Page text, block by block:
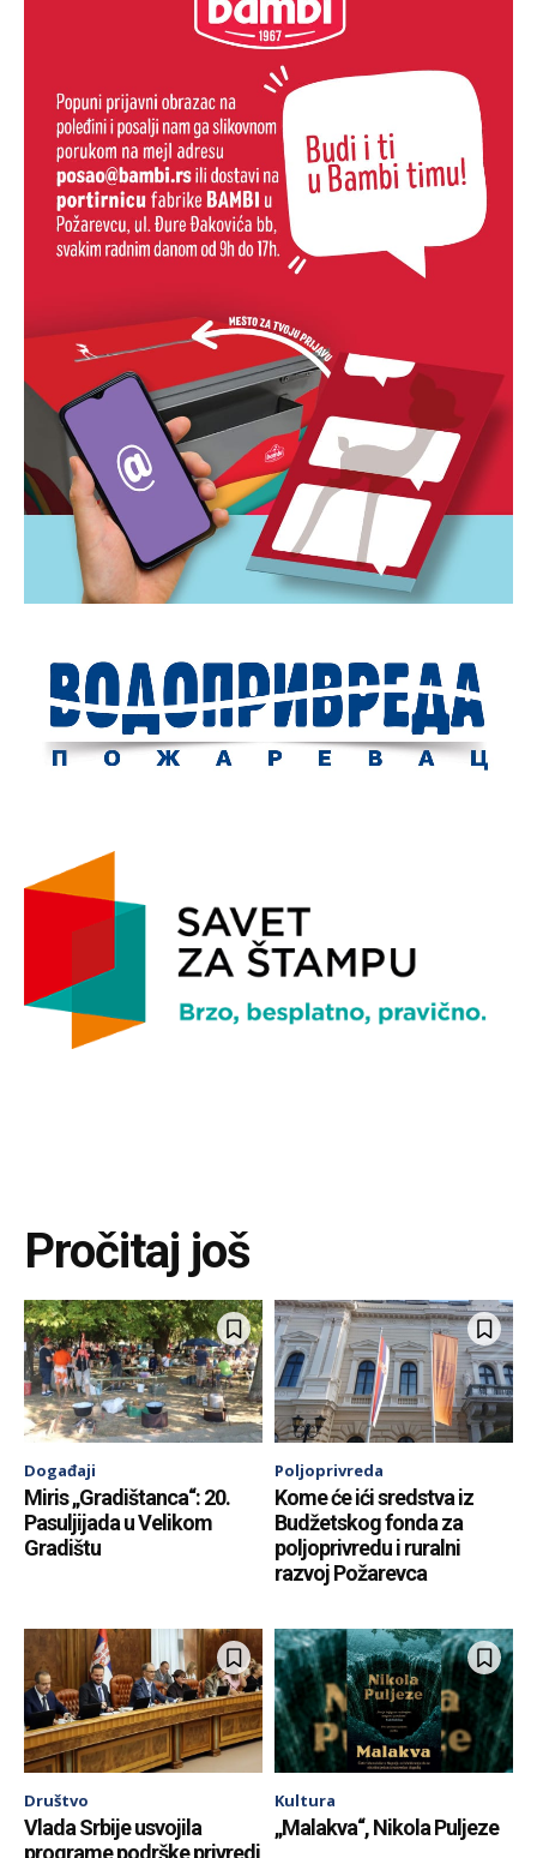
Pročitaj još
Događaji
Miris „Gradištanca“: 20.
Pasuljijada u Velikom
Gradištu
Poljoprivreda
Kome će ići sredstva iz
Budžetskog fonda za
poljoprivredu i ruralni
razvoj Požarevca
Društvo
Vlada Srbije usvojila
programe podrške privredi
Kultura
„Malakva“, Nikola Puljeze